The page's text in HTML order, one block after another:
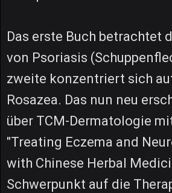
Das erste Buch betrachtet
von Psoriasis
zweite konzentriert sich
Rosazea. Das nun neu
über TCM-Dermatologie
"Treating Eczema and
with Chinese Herbal
Schwerpunkt auf die